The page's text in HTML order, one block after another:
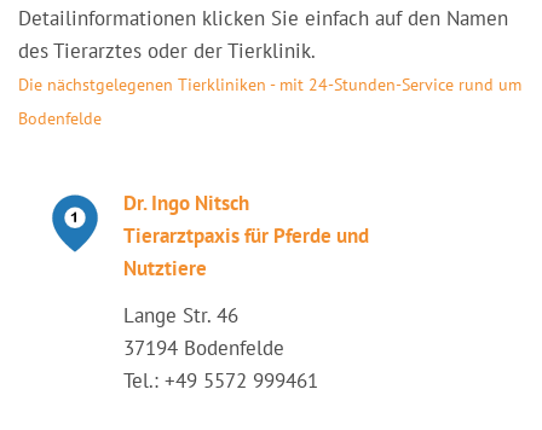
Detailinformationen klicken Sie einfach auf den Namen
des Tierarztes oder der Tierklinik.
Die nächstgelegenen Tierkliniken - mit 24-Stunden-Service rund um
Bodenfelde
Dr. Ingo Nitsch
Tierarztpaxis für Pferde und
Nutztiere
Lange Str. 46
37194 Bodenfelde
Tel.: +49 5572 999461